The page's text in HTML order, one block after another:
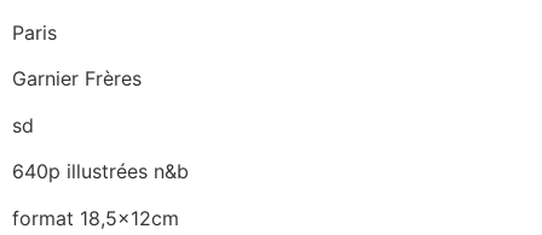
Paris
‎Garnier Frères
sd
640p illustrées n&b
format 18,5x12cm